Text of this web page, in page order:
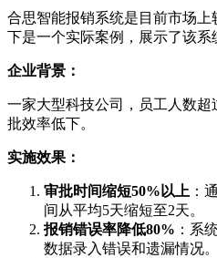
合思智能报销系统是目前市场
下是一个实际案例，展示了该系
企业背景：
一家大型科技公司，员工人数超
批效率低下。
实施效果：
审批时间缩短50%以上 ：
间从平均5天缩短至2天。
报销错误率降低80% ：系
数据录入错误和遗漏情况。